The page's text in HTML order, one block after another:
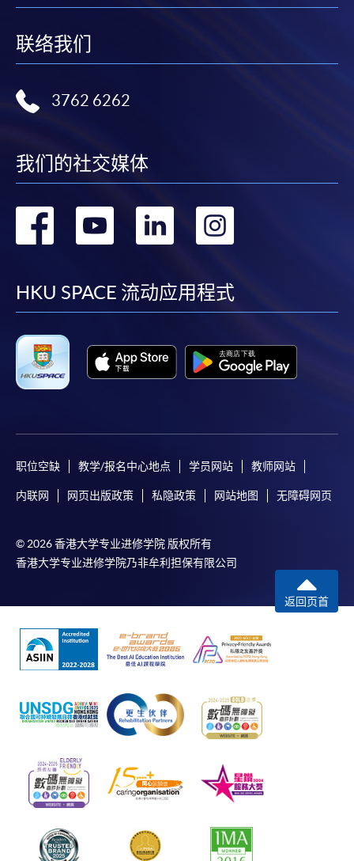
联络我们
3762 6262
我们的社交媒体
转
facebook
转
youtube
转
linkedin
HKU SPACE 流动应用程式
职位空缺 教学/报名中心地点 学员网站 教师网站
内联网 网页出版政策 私隐政策 网站地图 无障碍网页
© 2026 香港大学专业进修学院 版权所有
香港大学专业进修学院乃非牟利担保有限公司
返回页首